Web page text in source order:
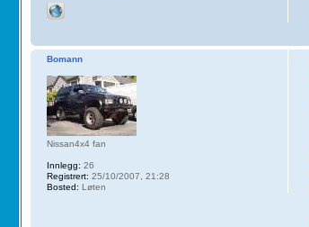
Bomann
Nissan4x4 fan
Innlegg: 26
Registrert: 25/10/2007, 21:28
Bosted: Løten